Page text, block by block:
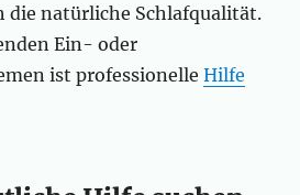
die natürliche Schlafqualität.
Ein- oder
ist professionelleHilfe